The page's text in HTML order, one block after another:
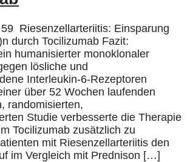
Riesenzellarteriitis: Einsparung
durch Tocilizumab Fazit:
humanisierter monoklonaler
lösliche und
Interleukin-6-Rezeptoren
über 52 Wochen laufenden
randomisierten,
Studie verbesserte die Therapie
Tocilizumab zusätzlich zu
mit Riesenzellarteriitis den
im Vergleich mit Prednison […]